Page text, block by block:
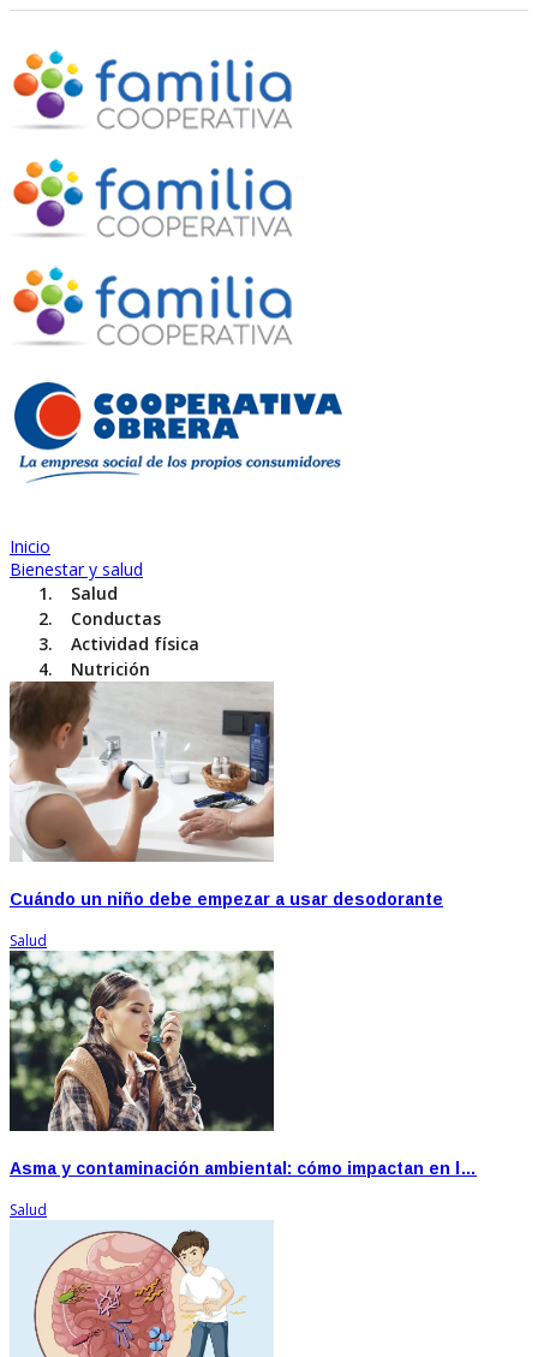
Inicio
Bienestar y salud
Salud
Conductas
Actividad física
Nutrición
Cuándo un niño debe empezar a usar desodorante
Salud
Asma y contaminación ambiental: cómo impactan en l…
Salud